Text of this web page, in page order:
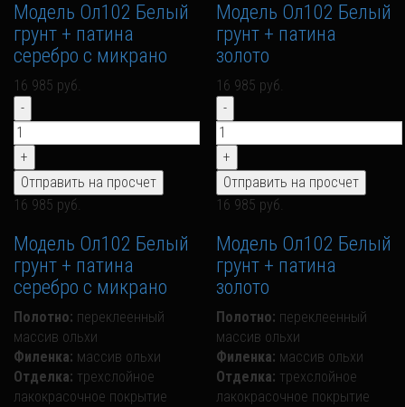
Модель Ол102 Белый
грунт + патина
серебро с микрано
16 985 руб.
16 985 руб.
Модель Ол102 Белый
грунт + патина
серебро с микрано
Полотно: переклеенный
массив ольхи
Филенка: массив ольхи
Отделка: трехслойное
лакокрасочное покрытие
Модель Ол102 Белый
грунт + патина
золото
16 985 руб.
16 985 руб.
Модель Ол102 Белый
грунт + патина
золото
Полотно: переклеенный
массив ольхи
Филенка: массив ольхи
Отделка: трехслойное
лакокрасочное покрытие